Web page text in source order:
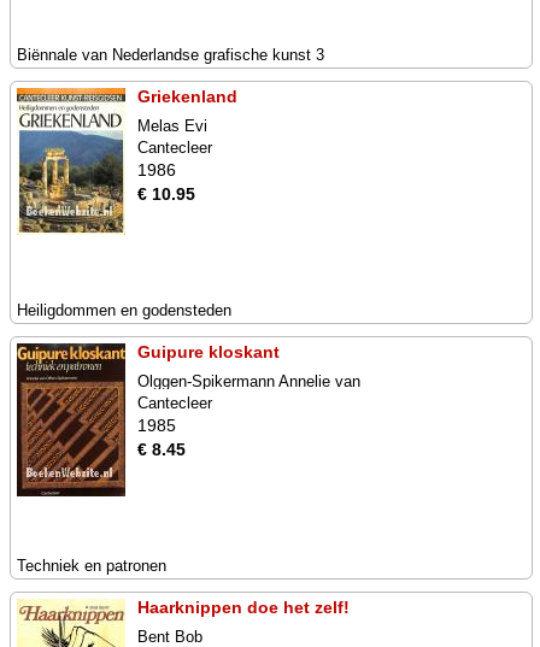
Biënnale van Nederlandse grafische kunst 3
Griekenland
Melas Evi
Cantecleer
1986
€ 10.95
Heiligdommen en godensteden
Guipure kloskant
Olggen-Spikermann Annelie van
Cantecleer
1985
€ 8.45
Techniek en patronen
Haarknippen doe het zelf!
Bent Bob